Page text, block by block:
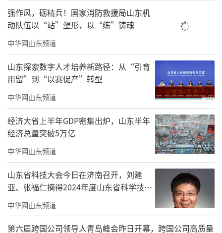
世界风筝锦标赛历来都是风筝会的重头
戏。今年，来自57个国家和地区的260支风筝爱
好者队伍齐聚滨海，万千纸鸢竞逐云端，把天
空织成一片梦想与友谊的海洋。
首次来潍坊参赛的泰国选手Wiyada Gongs
ri，把压箱底的宝贝带了过来——一只失传了近
800年的古风筝。她和同伴花了大量心血研究复
原，第一次让它翱翔在世界面前。“潍坊是世
强作风，砺精兵！国家消防救援局山东机
动队伍以“站”塑形，以“练”铸魂
中华网山东频道
山东探索数字人才培养新路径：从“引育
用留”到“以赛促产”转型
中华网山东频道
经济大省上半年GDP密集出炉，山东半年
经济总量突破5万亿
中华网山东频道
山东省科技大会今日在济南召开，刘建
亚、张福仁摘得2024年度山东省科学技术
奖最高奖！
中华网山东频道
第六届跨国公司领导人青岛峰会昨日开幕，跨国公司高质量